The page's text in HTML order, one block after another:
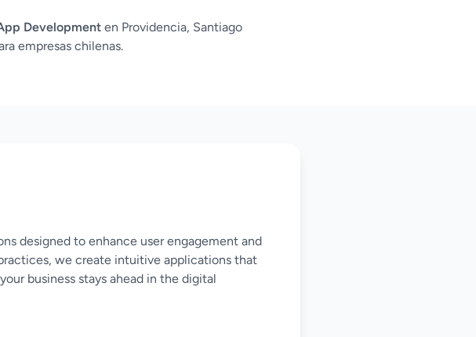
Development en Providencia, Santiago
empresas chilenas.
designed to enhance user engagement and
we create intuitive applications that
business stays ahead in the digital